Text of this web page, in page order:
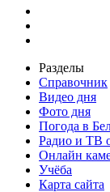
Разделы
Справочник
Видео дня
Фото дня
Погода в
Радио и ТВ
Онлайн
Учёба
Карта сайта